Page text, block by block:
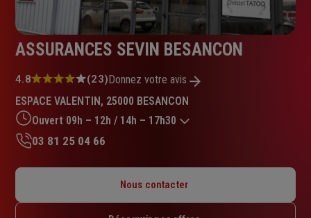
ASSURANCES SEVIN BESANCON
Note
4.8
sur
5
étoiles
4.8 (23)Donnez votre avis
ESPACE VALENTIN, 25000 BESANCON
Ouvert 09h – 12h / 14h – 17h30
Mardi : 09h – 12h / 14h – 17h30
Jeudi : 09h – 12h / 14h – 17h30
03 81 25 04 66
Nous contacter